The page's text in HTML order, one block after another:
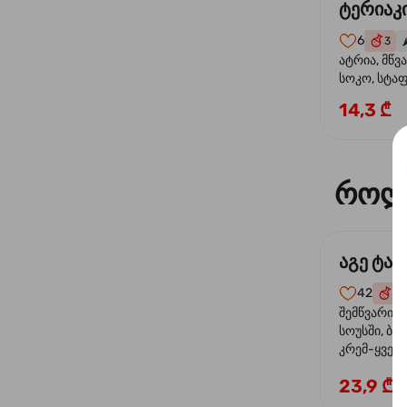
6 3
ატრია,
სოკო,
ტერიაკის
14,3 ₾
აგე
42
შემწვარი
სოუსში,
კრემ-
23,9 ₾